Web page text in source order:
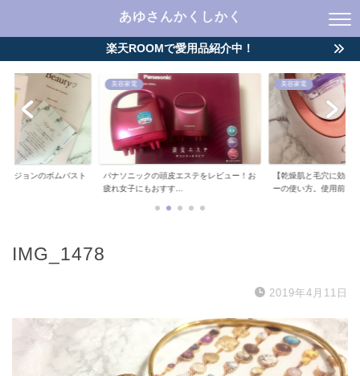
あゆさんかくしかく
楽天ROOMで愛用品紹介中！
チジョンのボムバスト
美容家電
パナソニックの頭皮エステをレビュー！お
疲れ女子にもおすす...
美容家電
【乾燥肌と毛穴に効果
ーの使い方。使用前...
IMG_1478
2019年4月11日